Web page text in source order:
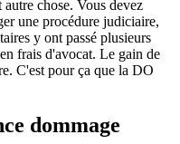
chose. Vous devez
une procédure judiciaire,
y ont passé plusieurs
frais d'avocat. Le gain de
C'est pour ça que la DO
dommage